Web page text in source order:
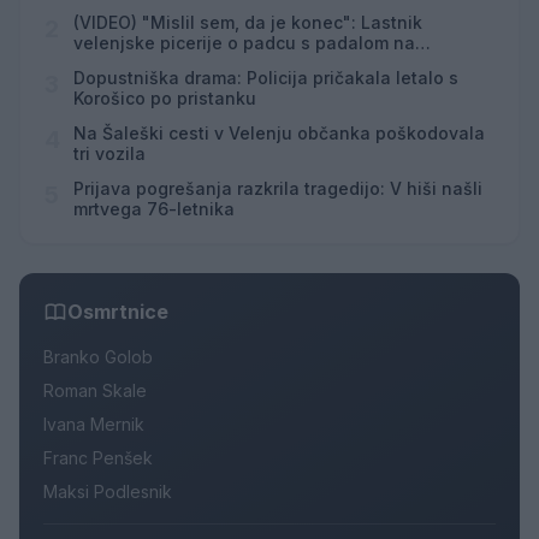
(VIDEO) "Mislil sem, da je konec": Lastnik
velenjske picerije o padcu s padalom na
Dopustniška drama: Policija pričakala letalo s
Korošico po pristanku
Na Šaleški cesti v Velenju občanka poškodovala
tri vozila
Prijava pogrešanja razkrila tragedijo: V hiši našli
mrtvega 76-letnika
Osmrtnice
Branko Golob
Roman Skale
Ivana Mernik
Franc Penšek
Maksi Podlesnik